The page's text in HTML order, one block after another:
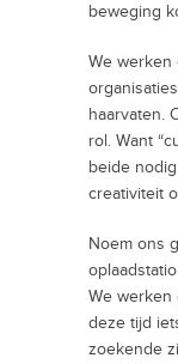
beweging
We werken
haarvaten.
rol. Want
beide
creativiteit
Noem ons
We werken
deze tijd
zoekende